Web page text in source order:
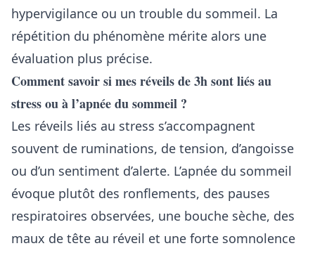
hypervigilance ou un trouble du sommeil. La
répétition du phénomène mérite alors une
évaluation plus précise.
Comment savoir si mes réveils de 3h sont liés au
stress ou à l’apnée du sommeil ?
Les réveils liés au stress s’accompagnent
souvent de ruminations, de tension, d’angoisse
ou d’un sentiment d’alerte. L’apnée du sommeil
évoque plutôt des ronflements, des pauses
respiratoires observées, une bouche sèche, des
maux de tête au réveil et une forte somnolence